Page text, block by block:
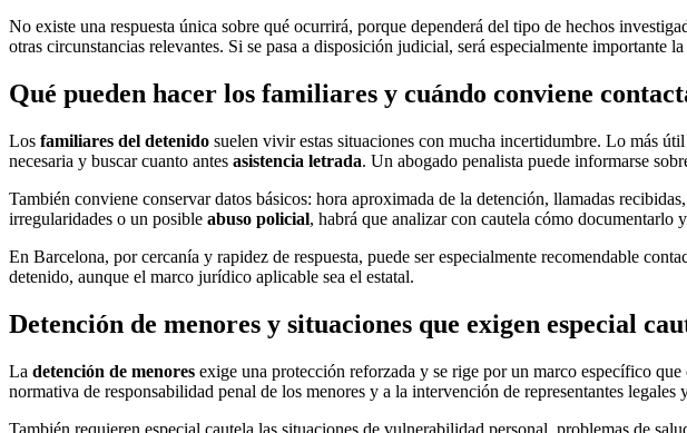
No existe una respuesta única sobre qué ocurrirá, porque dependerá del tipo de hechos
otras circunstancias relevantes. Si se pasa a disposición judicial, será especialmente importante
Qué pueden hacer los familiares y cuándo conviene
Los familiares del detenido suelen vivir estas situaciones con mucha incertidumbre. Lo más
necesaria y buscar cuanto antes asistencia letrada. Un abogado penalista puede informarse
También conviene conservar datos básicos: hora aproximada de la detención, llamadas
irregularidades o un posible abuso policial, habrá que analizar con cautela cómo documentarlo
En Barcelona, por cercanía y rapidez de respuesta, puede ser especialmente recomendable
detenido, aunque el marco jurídico aplicable sea el estatal.
Detención de menores y situaciones que exigen especial
La detención de menores exige una protección reforzada y se rige por un marco específico que
normativa de responsabilidad penal de los menores y a la intervención de representantes legales
También requieren especial cautela las situaciones de vulnerabilidad personal, problemas de